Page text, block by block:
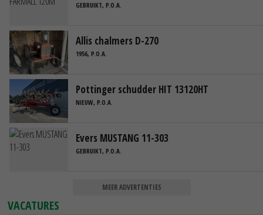
GEBRUIKT, P.O.A.
Allis chalmers D-270
1956, P.O.A.
Pottinger schudder HIT 13120HT
NIEUW, P.O.A.
Evers MUSTANG 11-303
GEBRUIKT, P.O.A.
MEER ADVERTENTIES
VACATURES